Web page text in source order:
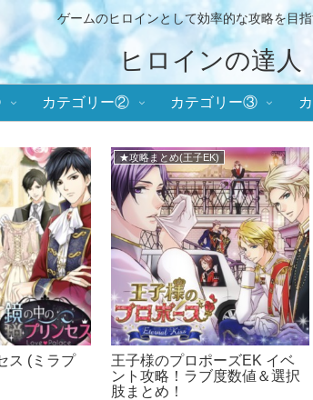
ゲームのヒロインとして効率的な攻略を目
ヒロインの達人
カテゴリー② カテゴリー③
)
恋 攻略まと
★攻略まとめ(ミラプリ)
鏡の中のプリンセス(ミラプ
リ) イベント攻略！ラブ度数値
＆選択肢まとめ！